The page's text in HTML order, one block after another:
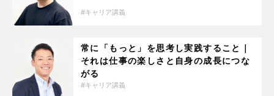
キャリア講義
常に「もっと」を思考し実践すること｜
それは仕事の楽しさと自身の成長につな
がる
キャリア講義